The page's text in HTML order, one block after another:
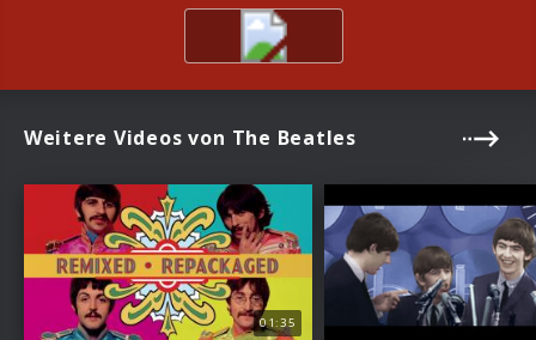
Weitere Videos von The Beatles
01:35